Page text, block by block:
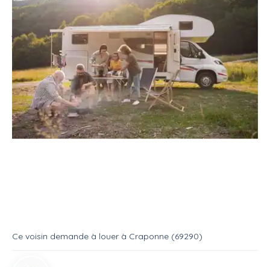
Camping car oui van amÉnagÉ (5
jours)
Location Campingcar
Ce voisin demande à louer à Craponne (69290)